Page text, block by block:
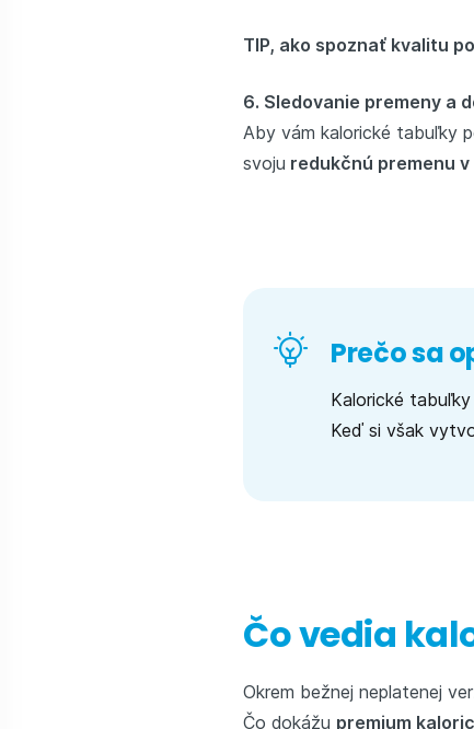
TIP, ako spoznať kvalitu
6. Sledovanie premeny a
Aby vám kalorické tabuľky
svoju redukčnú premenu v
Prečo sa
Kalorické
Keď si však
Čo vedia
Okrem bežnej neplatenej
Čo dokážu premium